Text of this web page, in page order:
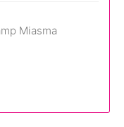
Miasma